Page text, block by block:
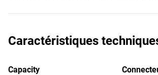
Caractéristiques
Capacity